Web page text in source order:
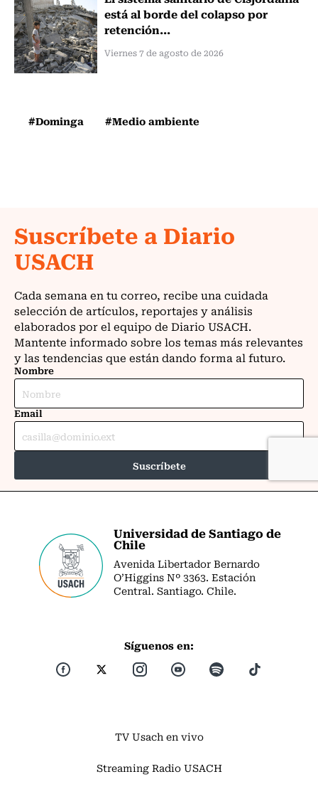
está al borde del colapso por
retención...
Viernes 7 de agosto de 2026
#Dominga #Medio ambiente
Universidad de Santiago de
Chile
Avenida Libertador Bernardo
O’Higgins Nº 3363. Estación
Central. Santiago. Chile.
Síguenos en:
TV Usach en vivo
Streaming Radio USACH